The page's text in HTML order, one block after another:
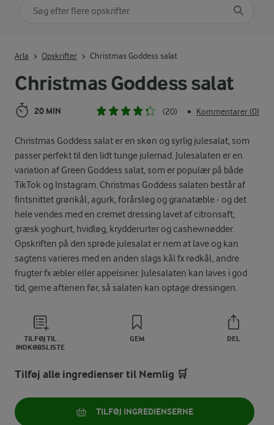
Christmas Goddess salat
20 MIN (20) • Kommentarer (0)
Christmas Goddess salat er en skøn og syrlig julesalat, som
passer perfekt til den lidt tunge julemad. Julesalaten er en
variation af Green Goddess salat, som er populær på både
TikTok og Instagram. Christmas Goddess salaten består af
fintsnittet grønkål, agurk, forårsløg og granatæble - og det
hele vendes med en cremet dressing lavet af citronsaft,
græsk yoghurt, hvidløg, krydderurter og cashewnødder.
Opskriften på den sprøde julesalat er nem at lave og kan
sagtens varieres med en anden slags kål fx rødkål, andre
frugter fx æbler eller appelsiner. Julesalaten kan laves i god
tid, gerne aftenen før, så salaten kan optage dressingen.
TILFØJ TIL
INDKØBSLISTE
GEM DEL
Arla Opskrifter Christmas Goddess salat
Tilføj alle ingredienser til Nemlig 🛒
TILFØJ INGREDIENSERNE
Søg på kategori